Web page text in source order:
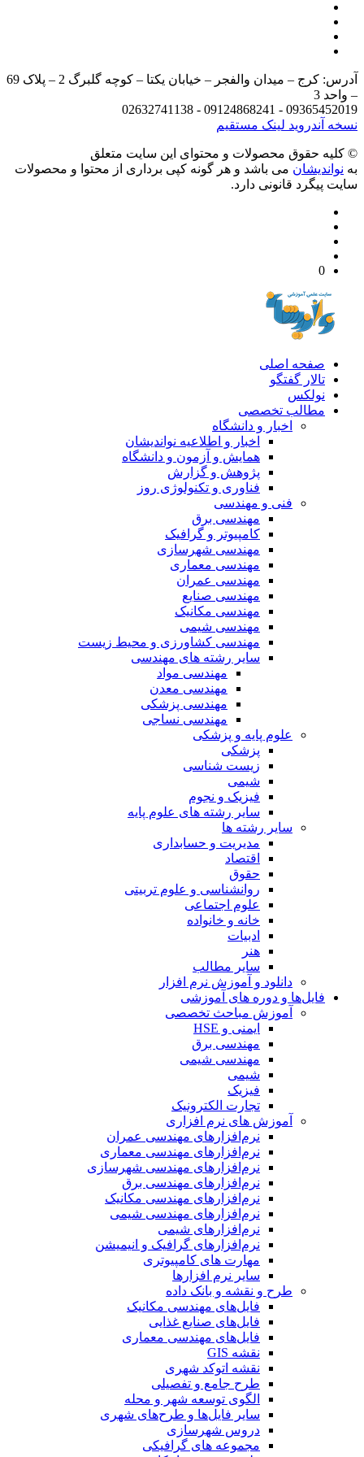
آدرس: کرج – میدان والفجر – خیابان یکتا – کوچه گلبرگ 2 – پلاک 69
3
09365452019 - 09124868241 -
آندرویدلینک مستقیم
حقوق محصولات و محتوای اين سایت متعلق
می باشد و هر گونه کپی برداری از محتوا و محصولات
پیگرد قانونی دارد.
صفحه اصلی
تالار گفتگو
نولکس
مطالب تخصصی
اخبار و دانشگاه
اخبار و اطلاعیه نواندیشان
همایش و آزمون و دانشگاه
پژوهش و گزارش
فناوری و تکنولوژی روز
فنی و مهندسی
مهندسی برق
کامپیوتر و گرافیک
مهندسی شهرسازی
مهندسی معماری
مهندسی عمران
مهندسی صنایع
مهندسی مکانیک
مهندسی شیمی
مهندسی کشاورزی و محیط زیست
سایر رشته های مهندسی
مهندسی مواد
مهندسی معدن
مهندسی پزشکی
مهندسی نساجی
علوم پایه و پزشکی
پزشکی
زیست شناسی
شیمی
فیزیک و نجوم
سایر رشته های علوم پایه
سایر رشته ها
مدیریت و حسابداری
اقتصاد
حقوق
روانشناسی و علوم تربیتی
علوم اجتماعی
خانه و خانواده
ادبیات
هنر
سایر مطالب
دانلود و آموزش نرم افزار
فایل‌ها و دوره های آموزشی
آموزش مباحث تخصصی
ایمنی و HSE
مهندسی برق
مهندسی شیمی
شیمی
فیزیک
تجارت الکترونیک
آموزش های نرم افزاری
نرم‌افزارهای مهندسی عمران
نرم‌افزارهای مهندسی معماری
نرم‌افزارهای مهندسی شهرسازی
نرم‌افزارهای مهندسی برق
نرم‌افزارهای مهندسی مکانیک
نرم‌افزارهای مهندسی شیمی
نرم‌افزارهای شیمی
نرم‌افزارهای گرافیک و انیمیشن
مهارت های کامپیوتری
سایر نرم افزارها
طرح و نقشه و بانک داده
فایل‌های مهندسی مکانیک
فایل‌های صنایع غذایی
فایل‌های مهندسی معماری
نقشه GIS
نقشه اتوکد شهری
طرح جامع و تفصیلی
الگوی توسعه شهر و محله
سایر فایل‌ها و طرح‌های شهری
دروس شهرسازی
مجموعه های گرافیکی